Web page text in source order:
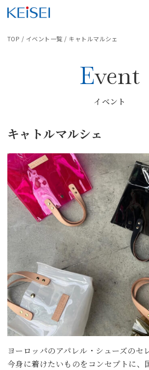
TOP / イベント一覧 / キャトルマルシェ
Event
イベント
キャトルマルシェ
ヨーロッパのアパレル・シューズのセ
今身に着けたいものをコンセプトに、